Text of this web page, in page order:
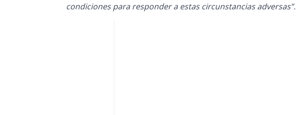
condiciones para responder a estas circunstancias adversas”.